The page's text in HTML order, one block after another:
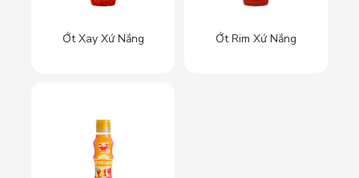
Ớt Xay Xứ Nắng Ớt Rim Xứ Nắng